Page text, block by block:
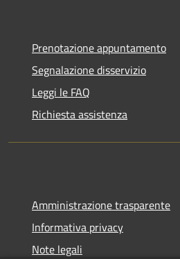
Prenotazione appuntamento
Segnalazione disservizio
Leggi le FAQ
Richiesta assistenza
Amministrazione trasparente
Informativa privacy
Note legali